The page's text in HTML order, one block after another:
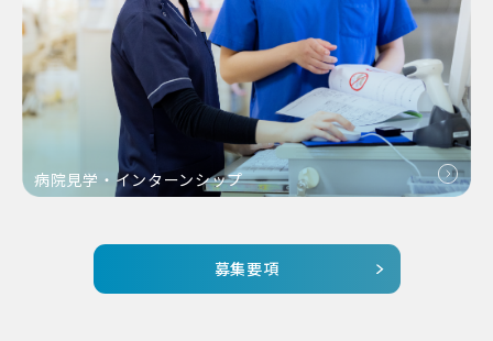
病院見学・ インターンシップ
募集要項